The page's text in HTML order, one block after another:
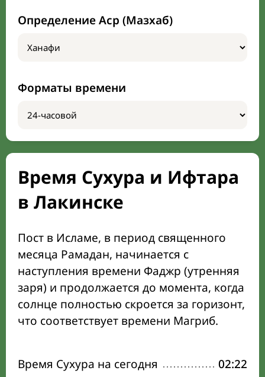
Определение Аср (Мазхаб)
Форматы времени
Время Сухура и Ифтара
в Лакинске
Пост в Исламе, в период священного
месяца Рамадан, начинается с
наступления времени Фаджр (утренняя
заря) и продолжается до момента, когда
солнце полностью скроется за горизонт,
что соответствует времени Магриб.
Время Сухура на сегодня 02:22